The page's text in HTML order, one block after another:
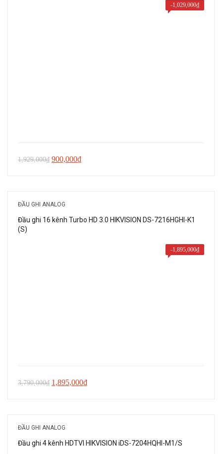
-1,029,000₫
1,929,000₫ Giá
1,929,000₫.
900,000₫Giá
900,000₫.
ĐẦU GHI ANALOG
Đầu ghi 16 kênh Turbo HD 3.0 HIKVISION DS-7216HGHI-K1
(S)
-1,895,000₫
3,790,000₫ Giá
3,790,000₫.
1,895,000₫Giá
1,895,000₫.
ĐẦU GHI ANALOG
Đầu ghi 4 kênh HDTVI HIKVISION iDS-7204HQHI-M1/S